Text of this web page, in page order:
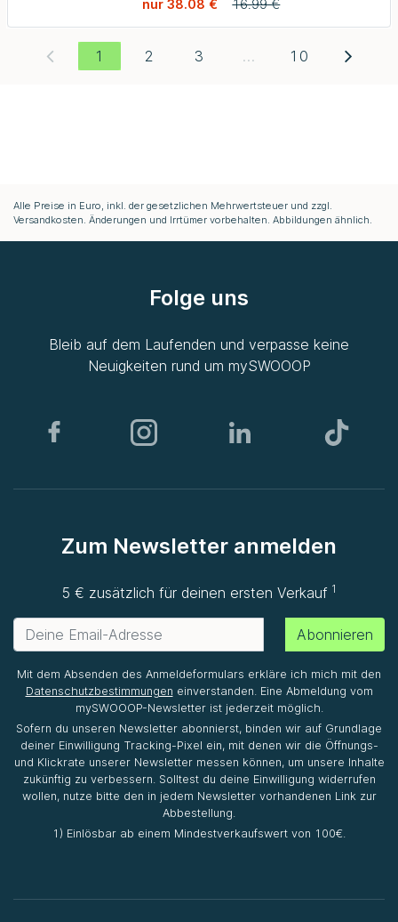
nur 38.08 € 16.99 €
1 2 3 ... 10
Alle Preise in Euro, inkl. der gesetzlichen Mehrwertsteuer und zzgl.
Versandkosten. Änderungen und Irrtümer vorbehalten. Abbildungen ähnlich.
Folge uns
Bleib auf dem Laufenden und verpasse keine
Neuigkeiten rund um mySWOOOP
Zum Newsletter anmelden
5 € zusätzlich für deinen ersten Verkauf1
Abonnieren
Mit dem Absenden des Anmeldeformulars erkläre ich mich mit den
Datenschutzbestimmungen einverstanden. Eine Abmeldung vom
mySWOOOP-Newsletter ist jederzeit möglich.
Sofern du unseren Newsletter abonnierst, binden wir auf Grundlage
deiner Einwilligung Tracking-Pixel ein, mit denen wir die Öffnungs-
und Klickrate unserer Newsletter messen können, um unsere Inhalte
zukünftig zu verbessern. Solltest du deine Einwilligung widerrufen
wollen, nutze bitte den in jedem Newsletter vorhandenen Link zur
Abbestellung.
1) Einlösbar ab einem Mindestverkaufswert von 100€.